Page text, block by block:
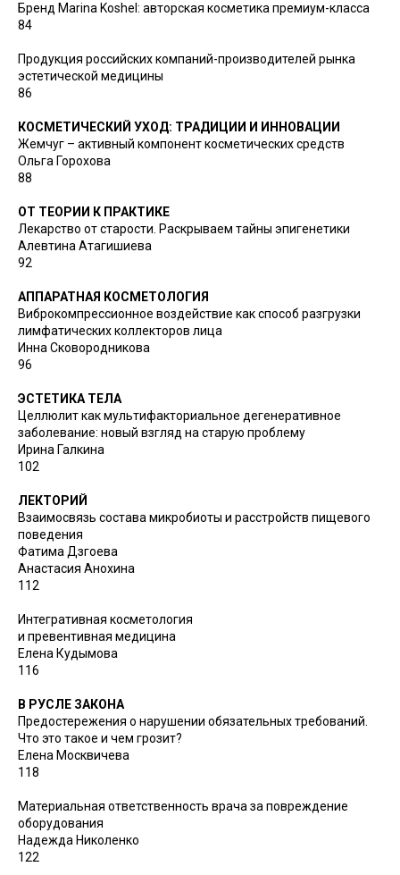
Бренд Marina Koshel: авторская косметика премиум-класса
84
Продукция российских компаний-производителей рынка
эстетической медицины
86
КОСМЕТИЧЕСКИЙ УХОД: ТРАДИЦИИ И ИННОВАЦИИ
Жемчуг – активный компонент косметических средств
Ольга Горохова
88
ОТ ТЕОРИИ К ПРАКТИКЕ
Лекарство от старости. Раскрываем тайны эпигенетики
Алевтина Атагишиева
92
АППАРАТНАЯ КОСМЕТОЛОГИЯ
Виброкомпрессионное воздействие как способ разгрузки
лимфатических коллекторов лица
Инна Сковородникова
96
ЭСТЕТИКА ТЕЛА
Целлюлит как мультифакториальное дегенеративное
заболевание: новый взгляд на старую проблему
Ирина Галкина
102
ЛЕКТОРИЙ
Взаимосвязь состава микробиоты и расстройств пищевого
поведения
Фатима Дзгоева
Анастасия Анохина
112
Интегративная косметология
и превентивная медицина
Елена Кудымова
116
В РУСЛЕ ЗАКОНА
Предостережения о нарушении обязательных требований.
Что это такое и чем грозит?
Елена Москвичева
118
Материальная ответственность врача за повреждение
оборудования
Надежда Николенко
122